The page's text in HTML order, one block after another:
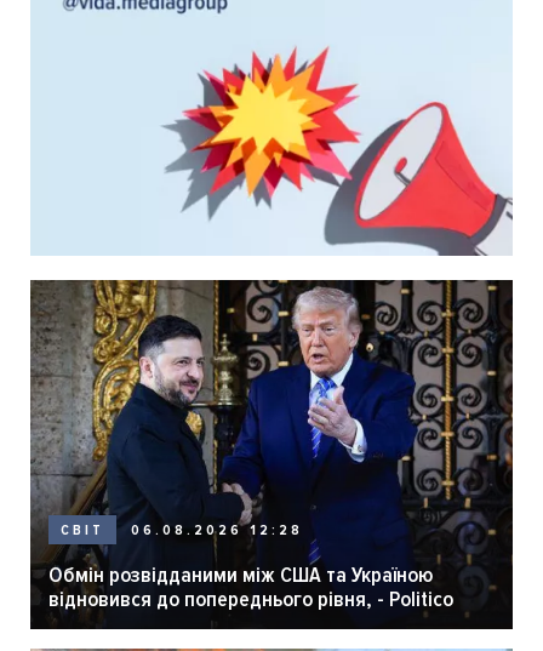
СВІТ 06.08.2026 12:28
Обмін розвідданими між США та Україною
відновився до попереднього рівня, - Politico